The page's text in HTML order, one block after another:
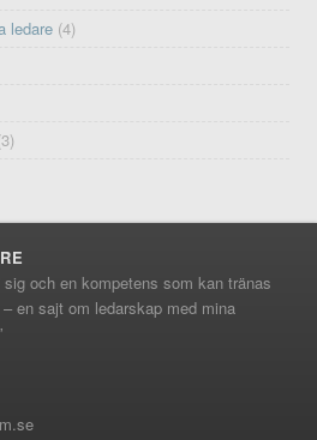
ledare (4)
och en kompetens som kan tränas
en sajt om ledarskap med mina